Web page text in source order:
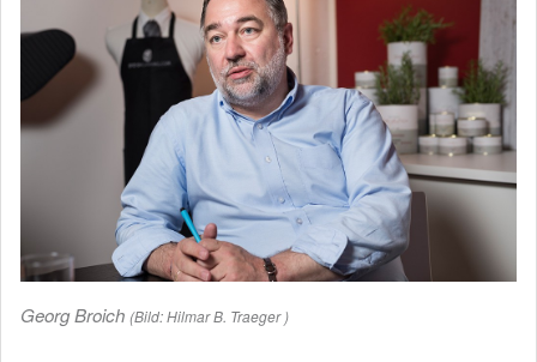
Georg Broich (Bild: Hilmar B. Traeger )